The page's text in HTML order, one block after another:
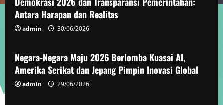
R
e
a
d
Antara Harapan dan Realitas
admin 30/06/2026
Demokrasi
Negara-Negara Maju 2026 Berlomba Kuasai AI,
Amerika Serikat dan Jepang Pimpin Inovasi Global
admin 29/06/2026
Demokrasi